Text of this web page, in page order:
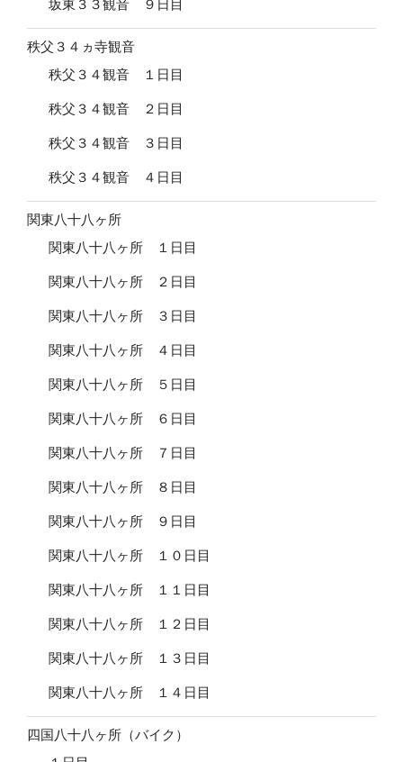
坂東３３観音 ９日目
秩父３４ヵ寺観音
秩父３４観音 １日目
秩父３４観音 ２日目
秩父３４観音 ３日目
秩父３４観音 ４日目
関東八十八ヶ所
関東八十八ヶ所 １日目
関東八十八ヶ所 ２日目
関東八十八ヶ所 ３日目
関東八十八ヶ所 ４日目
関東八十八ヶ所 ５日目
関東八十八ヶ所 ６日目
関東八十八ヶ所 ７日目
関東八十八ヶ所 ８日目
関東八十八ヶ所 ９日目
関東八十八ヶ所 １０日目
関東八十八ヶ所 １１日目
関東八十八ヶ所 １２日目
関東八十八ヶ所 １３日目
関東八十八ヶ所 １４日目
四国八十八ヶ所（バイク）